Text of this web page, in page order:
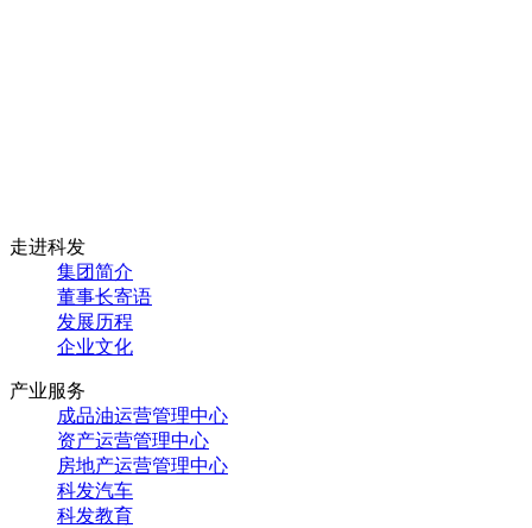
走进科发
集团简介
董事长寄语
发展历程
企业文化
产业服务
成品油运营管理中心
资产运营管理中心
房地产运营管理中心
科发汽车
科发教育